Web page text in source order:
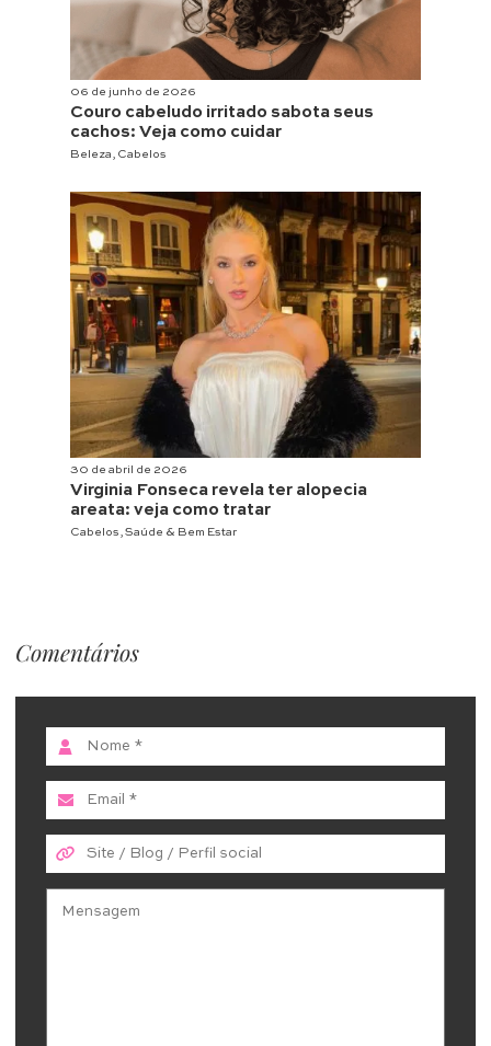
06 de junho de 2026
Couro cabeludo irritado sabota seus
cachos: Veja como cuidar
Beleza Cabelos
30 de abril de 2026
Virginia Fonseca revela ter alopecia
areata: veja como tratar
Cabelos , Saúde & Bem Estar
Comentários